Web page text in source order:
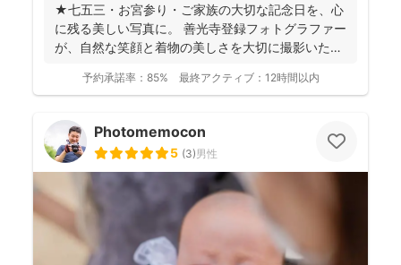
★七五三・お宮参り・ご家族の大切な記念日を、心
に残る美しい写真に。 善光寺登録フォトグラファー
が、自然な笑顔と着物の美しさを大切に撮影いたし
予約承諾率： 85% 最終アクティブ： 12時間以内
Photomemocon
5 (3)男性